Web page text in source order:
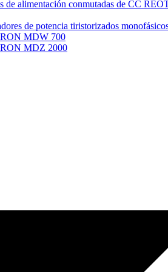
de alimentación conmutadas de CC
de potencia tiristorizados
MDW 700
MDZ 2000